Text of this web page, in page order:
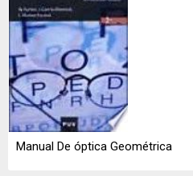
Manual De óptica Geométrica